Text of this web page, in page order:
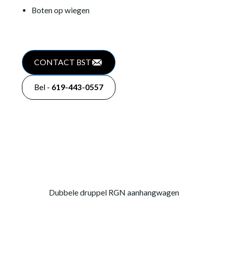
Boten op wiegen
CONTACT BST
Bel - 619-443-0557
Dubbele druppel RGN aanhangwagen